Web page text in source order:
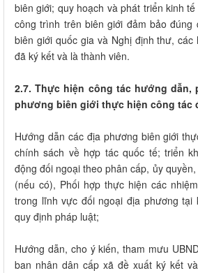
biên giới; quy hoạch và phát triển kinh
công trình trên biên giới đảm bảo đúng
biên giới quốc gia và Nghị định thư, các
đã ký kết và là thành viên.
2.7. Thực hiện công tác hướng
phương biên giới thực hiện công tác
Hướng dẫn các địa phương biên giới
chính sách về hợp tác quốc tế; triển
động đối ngoại theo phân cấp, ủy
(nếu có), Phối hợp thực hiện các
trong lĩnh vực đối ngoại địa phương tại
quy định pháp luật;
Hướng dẫn, cho ý kiến, tham mưu
ban nhân dân cấp xã đề xuất ký kết